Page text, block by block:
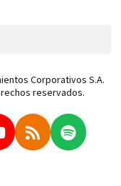
Corporativos S.A.
reservados.